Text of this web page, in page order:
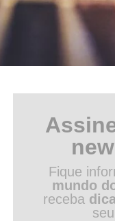
Fique
mundo
receba